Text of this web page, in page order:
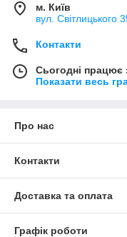
м. Київ
вул. Світлицького
Контакти
Сьогодні працює
Показати весь
Про нас
Контакти
Доставка та оплата
Графік роботи